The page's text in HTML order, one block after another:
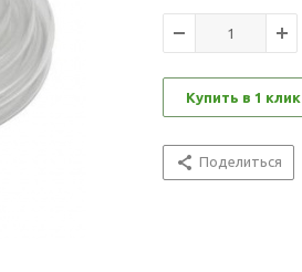
Купить в 1 клик
Поделиться